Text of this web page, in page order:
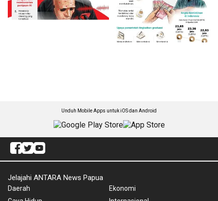
Unduh Mobile Apps untuk iOS dan Android
Jelajahi ANTARA News Papua
Daerah
Ekonomi